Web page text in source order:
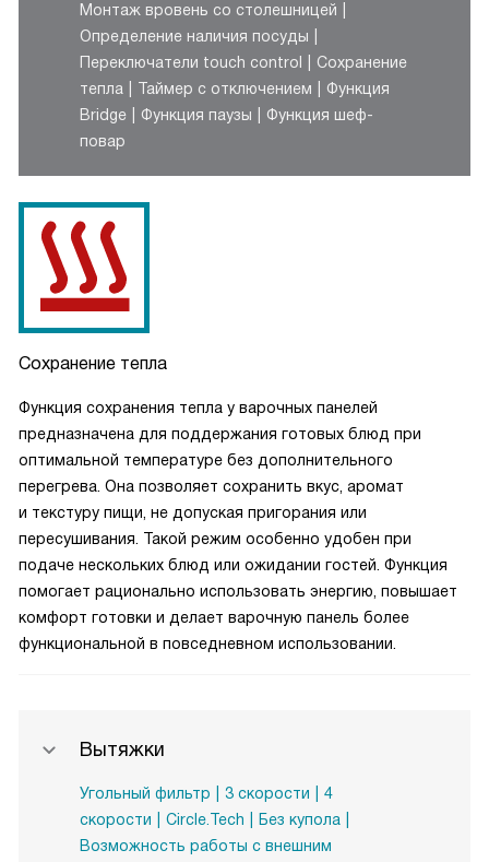
Монтаж вровень со столешницей
Определение наличия посуды
Переключатели touch control
Сохранение
тепла
Таймер с отключением
Функция
Bridge
Функция паузы
Функция шеф-
повар
Сохранение тепла
Функция сохранения тепла у варочных панелей
предназначена для поддержания готовых блюд при
оптимальной температуре без дополнительного
перегрева. Она позволяет сохранить вкус, аромат
и текстуру пищи, не допуская пригорания или
пересушивания. Такой режим особенно удобен при
подаче нескольких блюд или ожидании гостей. Функция
помогает рационально использовать энергию, повышает
комфорт готовки и делает варочную панель более
функциональной в повседневном использовании.
Вытяжки
Угольный фильтр 3 скорости
4
скорости
Circle.Tech
Без купола
Возможность работы с внешним